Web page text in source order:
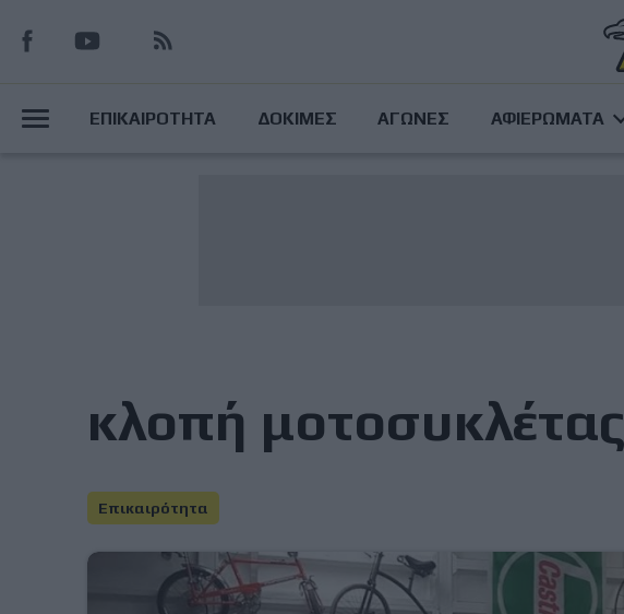
προς
κυρίως
MainΕΠΙΚΑΙΡΟΤΗΤΑ ΔΟΚΙΜΕΣ ΑΓΩΝΕΣ ΑΦΙΕΡΩΜΑΤΑ
κλοπή μοτοσυκλέτας
Επικαιρότητα